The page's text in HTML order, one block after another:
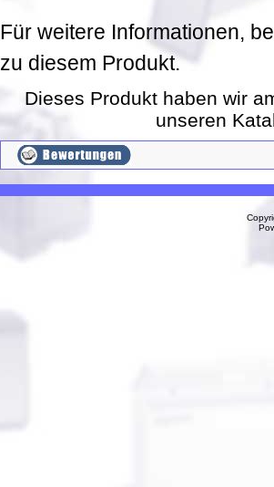
Für weitere Informationen,
zu diesem Produkt.
Dieses Produkt haben wir
unseren